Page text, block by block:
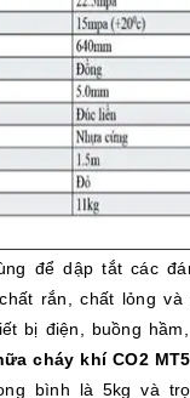
để dập tắt các
rắn, chất lỏng
bị điện, buồng
cháy khí CO2
bình là 5kg và